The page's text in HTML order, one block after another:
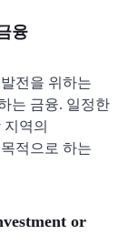
융
전을 위하는
는 금융. 일정한
역의
적으로 하는
or